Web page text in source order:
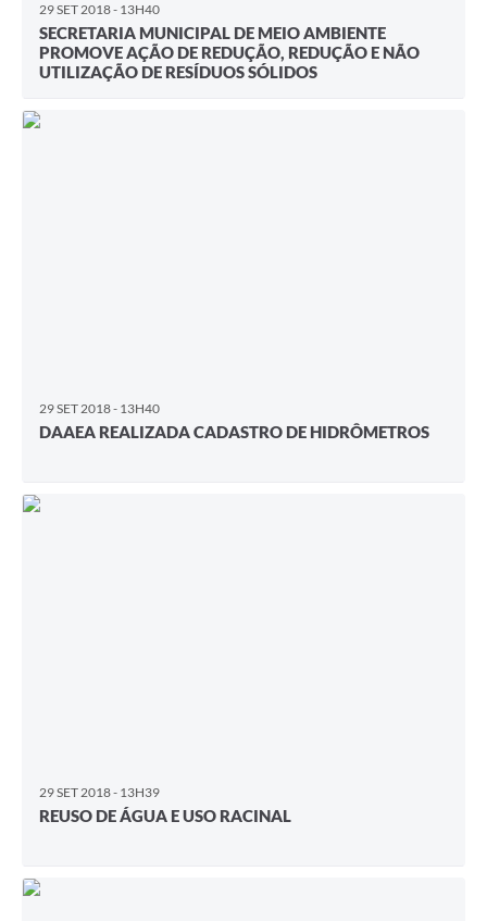
29 SET 2018 - 13H40
SECRETARIA MUNICIPAL DE MEIO AMBIENTE
PROMOVE AÇÃO DE REDUÇÃO, REDUÇÃO E NÃO
UTILIZAÇÃO DE RESÍDUOS SÓLIDOS
29 SET 2018 - 13H40
DAAEA REALIZADA CADASTRO DE HIDRÔMETROS
29 SET 2018 - 13H39
REUSO DE ÁGUA E USO RACINAL